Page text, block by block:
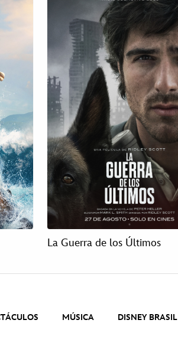
La Guerra de los Últimos
MÚSICA DISNEY BRASIL